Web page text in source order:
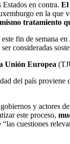
en contra. El
en la que
tratamiento
fin de semana
consideradas
Unión Europea
del país proviene
y actores
este proceso,
“las cuestiones